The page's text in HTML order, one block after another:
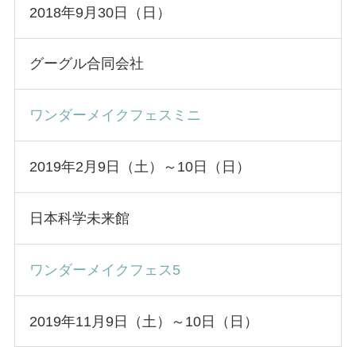
2018年9月30日（日）
グーグル合同会社
ワンダーメイクフェスミニ
2019年2月9日（土）～10日（日）
日本科学未来館
ワンダーメイクフェス5
2019年11月9日（土）～10日（日）